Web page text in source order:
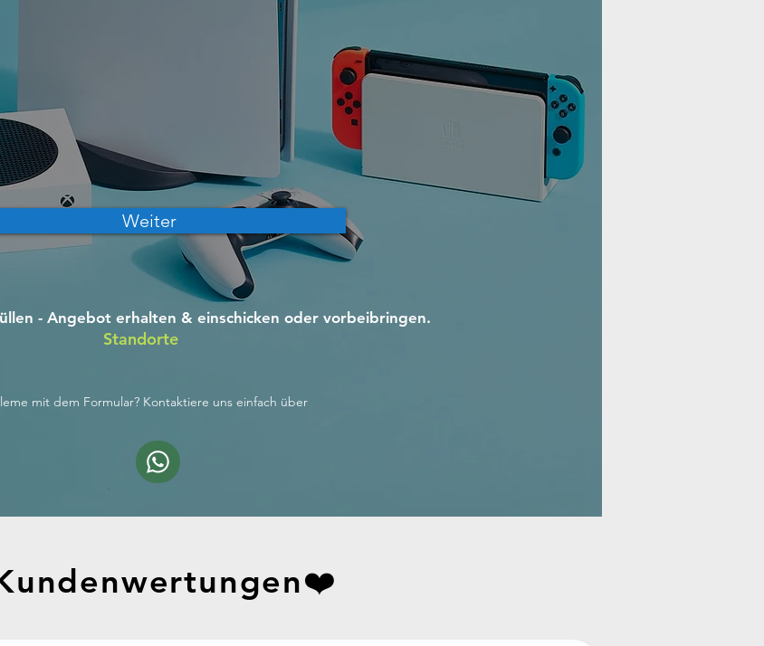
Weiter
- Angebot erhalten & einschicken oder vorbeibringen.
Standorte
mit dem Formular? Kontaktiere uns einfach über